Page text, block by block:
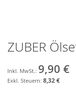
Zum
Anfang
Bildgalerie
springen
ZUBER
9,90 €
8,32 €